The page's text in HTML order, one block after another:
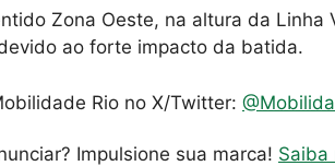
Zona Oeste, na altura da Linha
ao forte impacto da batida.
Rio no X/Twitter:
Impulsione sua marca! Saiba